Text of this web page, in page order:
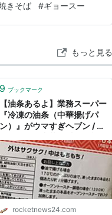
これがあまりにも優秀
きそば #ギョースー
もっと見る
9 ブックマーク
【油条あるよ】業務スーパー
『冷凍の油条（中華揚げパ
ン）』がウマすぎヘブン / ギ
ぎて涙でる
rocketnews24.com